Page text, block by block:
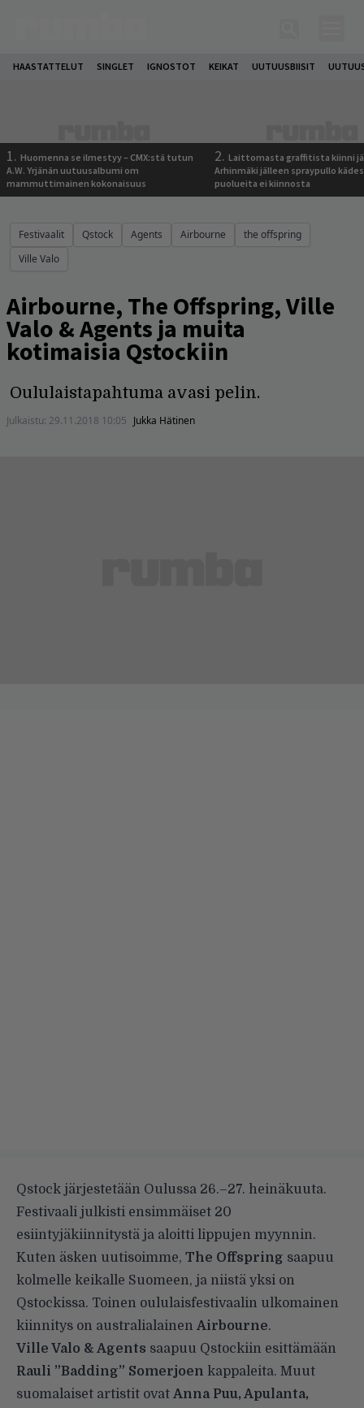
HAASTATTELUT SINGLET IGNOSTOT KEIKAT UUTUUSBIISIT
1. Huomenna se ilmestyy – CMX:stä tutun
A.W. Yrjänän uutuusalbumi om
mammuttimainen kokonaisuus
2. Laittomasta graffitista kiinni
Arhinmäki jälleen spraypullo
puolueita ei kiinnosta
Festivaalit Qstock Agents Airbourne
the offspring
Ville Valo
Airbourne, The Offspring, Ville
Valo & Agents ja muita
kotimaisia Qstockiin
Oululaistapahtuma avasi pelin.
Julkaistu: 29.11.2018 10:05 Jukka Hätinen
Qstock järjestetään Oulussa 26.–27. heinäkuuta.
Festivaali julkisti ensimmäiset 20
esiintyjäkiinnitystä ja aloitti lippujen myynnin.
Kuten äsken uutisoimme, The Offspring saapuu
kolmelle keikalle Suomeen, ja niistä yksi on
Qstockissa. Toinen oululaisfestivaalin ulkomainen
kiinnitys on australialainen Airbourne.
Ville Valo & Agents saapuu Qstockiin esittämään
Rauli ”Badding” Somerjoen kappaleita. Muut
suomalaiset artistit ovat Anna Puu, Apulanta,